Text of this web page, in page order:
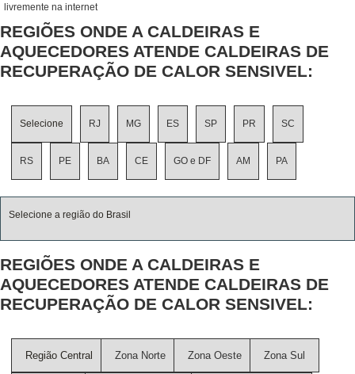
livremente na internet
REGIÕES ONDE A CALDEIRAS E
AQUECEDORES ATENDE CALDEIRAS DE
RECUPERAÇÃO DE CALOR SENSIVEL:
Selecione RJ MG ES SP PR SC
RS PE BA CE GO e DF AM PA
Selecione a região do Brasil
REGIÕES ONDE A CALDEIRAS E
AQUECEDORES ATENDE CALDEIRAS DE
RECUPERAÇÃO DE CALOR SENSIVEL:
Região Central Zona Norte Zona Oeste Zona Sul